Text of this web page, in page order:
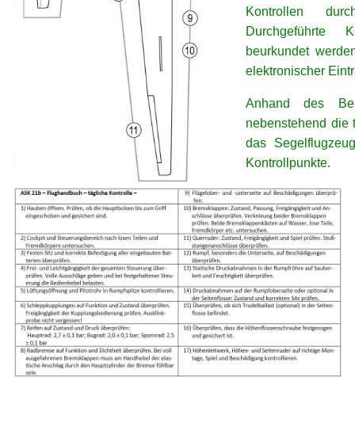
Kontrollen
Durchgeführte
beurkundet
elektronischer
Anhand des
nebenstehend die
das
Kontrollpunkte.